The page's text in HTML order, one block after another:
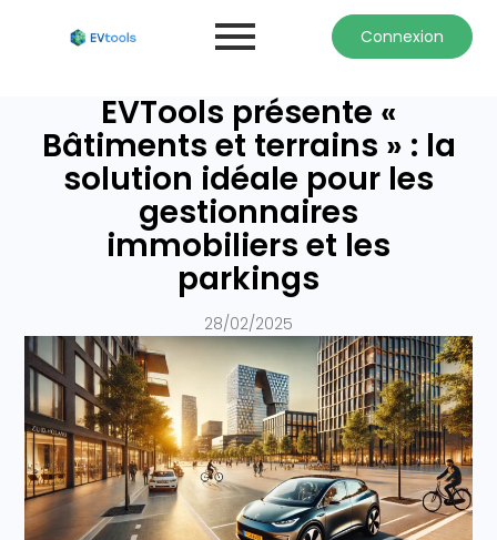
Connexion
EVTools présente «
Bâtiments et terrains » : la
solution idéale pour les
gestionnaires
immobiliers et les
parkings
28/02/2025